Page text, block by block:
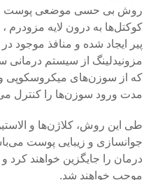
روش بی حسی موضعی پوست عمل
کوکتل‌ها به درون لایه
پیر ایجاد شده و منافذ موجود
مزونیدلینگ از سیستم درمانی
که از سوزن‌های میکروسکوپی
مدت ورود سوزن‌ها را کنترل
طی این روش، کلاژن‌ها و
جوانسازی و زیبایی پوست
درمان را جایگزین خواهند کرد
موجب خواهند شد.